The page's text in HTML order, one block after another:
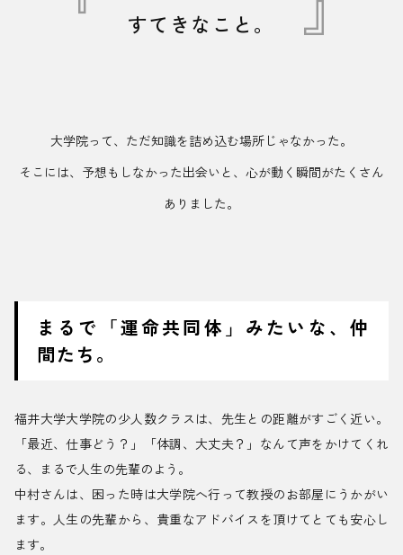
すてきなこと。
大学院って、ただ知識を詰め込む場所じゃなかった。
そこには、予想もしなかった出会いと、心が動く瞬間がたくさん
ありました。
まるで「運命共同体」みたいな、仲
間たち。
福井大学大学院の少人数クラスは、先生との距離がすごく近い。
「最近、仕事どう？」「体調、大丈夫？」なんて声をかけてくれ
る、まるで人生の先輩のよう。
中村さんは、困った時は大学院へ行って教授のお部屋にうかがい
ます。人生の先輩から、貴重なアドバイスを頂けてとても安心し
ます。